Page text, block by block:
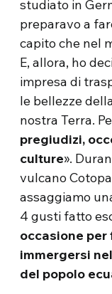
studiato in
preparavo a
capito che nel
E, allora, ho
impresa di
le bellezze
nostra Terra.
pregiudizi,
culture».
vulcano
assaggiamo
4 gusti fatto
occasione per
immergersi
del popolo